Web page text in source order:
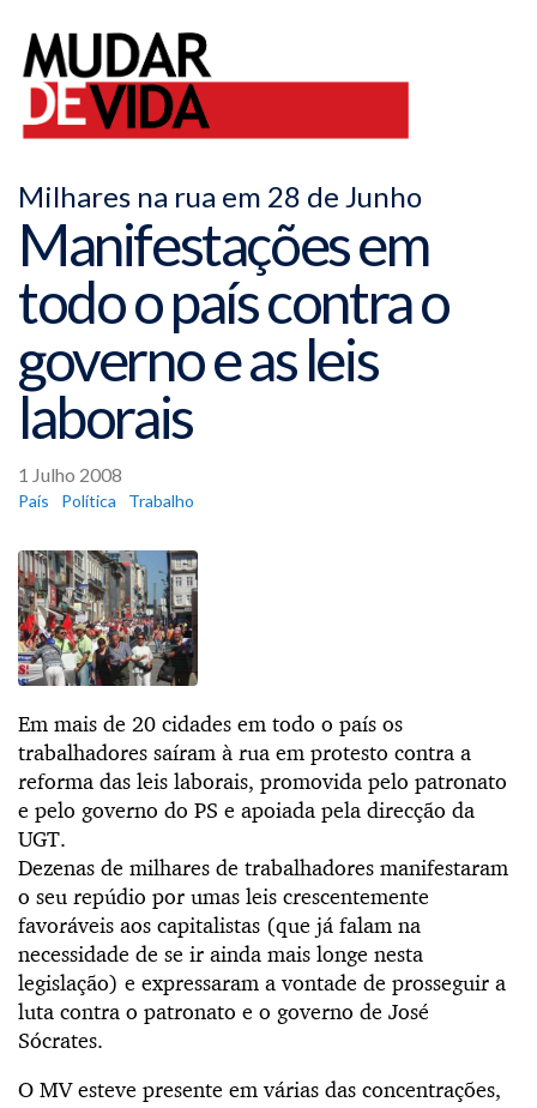
Milhares na rua em 28 de Junho
Manifestações em
todo o país contra o
governo e as leis
laborais
1 Julho 2008
País Política Trabalho
Em mais de 20 cidades em todo o país os
trabalhadores saíram à rua em protesto contra a
reforma das leis laborais, promovida pelo patronato
e pelo governo do PS e apoiada pela direcção da
UGT.
Dezenas de milhares de trabalhadores manifestaram
o seu repúdio por umas leis crescentemente
favoráveis aos capitalistas (que já falam na
necessidade de se ir ainda mais longe nesta
legislação) e expressaram a vontade de prosseguir a
luta contra o patronato e o governo de José
Sócrates.
O MV esteve presente em várias das concentrações,